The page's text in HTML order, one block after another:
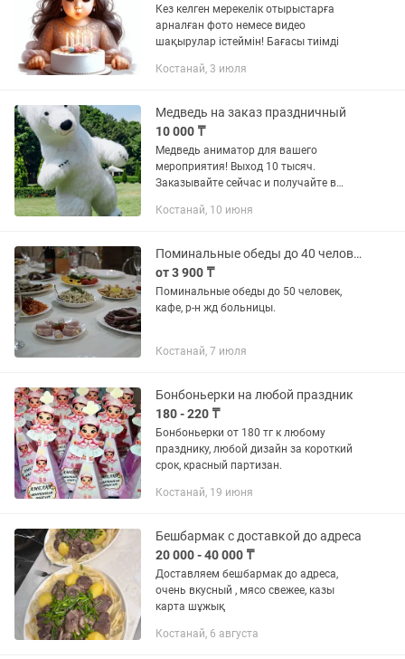
Кез келген мерекелік отырыстарға
арналған фото немесе видео
шақырулар істеймін! Бағасы тиімді
Костанай, 3 июля
Медведь на заказ праздничный
10 000 ₸
Медведь аниматор для вашего
мероприятия! Выход 10 тысяч.
Заказывайте сейчас и получайте в
30 минут для фото видео Предлагаем в
Костанай, 10 июня
Поминальные обеды до 40 человек
от 3 900 ₸
Поминальные обеды до 50 человек,
кафе, р-н жд больницы.
Костанай, 7 июля
Бонбоньерки на любой праздник
180 - 220 ₸
Бонбоньерки от 180 тг к любому
празднику, любой дизайн за короткий
срок, красный партизан.
Костанай, 19 июня
Бешбармак с доставкой до адреса
20 000 - 40 000 ₸
Доставляем бешбармак до адреса,
очень вкусный , мясо свежее, казы
карта шұжық
Костанай, 6 августа